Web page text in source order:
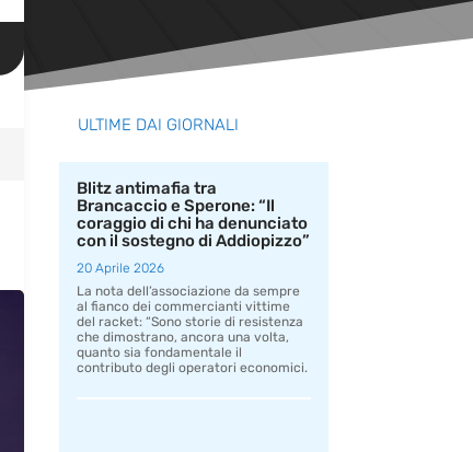
ULTIME DAI GIORNALI
Blitz antimafia tra
Brancaccio e Sperone: “Il
coraggio di chi ha denunciato
con il sostegno di Addiopizzo”
20 Aprile 2026
La nota dell’associazione da sempre
al fianco dei commercianti vittime
del racket: “Sono storie di resistenza
che dimostrano, ancora una volta,
quanto sia fondamentale il
contributo degli operatori economici.